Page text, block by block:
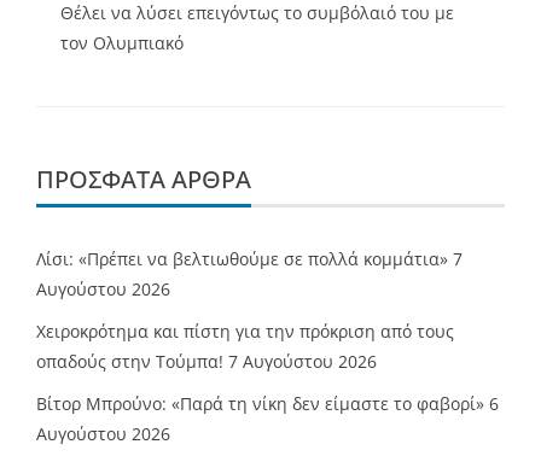
Θέλει να λύσει επειγόντως το συμβόλαιό του με
τον Ολυμπιακό
ΠΡΌΣΦΑΤΑ ΆΡΘΡΑ
Λίσι: «Πρέπει να βελτιωθούμε σε πολλά κομμάτια» 7
Αυγούστου 2026
Χειροκρότημα και πίστη για την πρόκριση από τους
οπαδούς στην Τούμπα! 7 Αυγούστου 2026
Βίτορ Μπρούνο: «Παρά τη νίκη δεν είμαστε το φαβορί» 6
Αυγούστου 2026